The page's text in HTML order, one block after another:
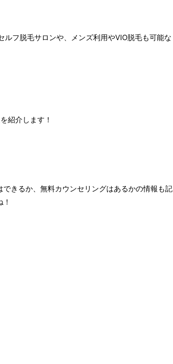
フ脱毛サロンや、メンズ利用やVIO脱毛も可能な
紹介します！
きるか、無料カウンセリングはあるかの情報も記